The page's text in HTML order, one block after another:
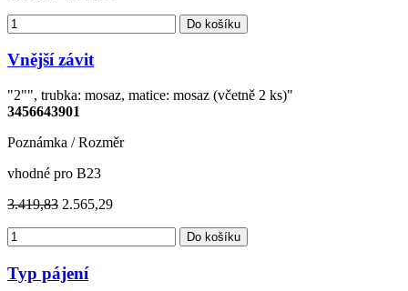
Do košíku
Vnější závit
"2"", trubka: mosaz, matice: mosaz (včetně 2 ks)"
3456643901
Poznámka / Rozměr
vhodné pro B23
3.419,83 2.565,29
Do košíku
Typ pájení